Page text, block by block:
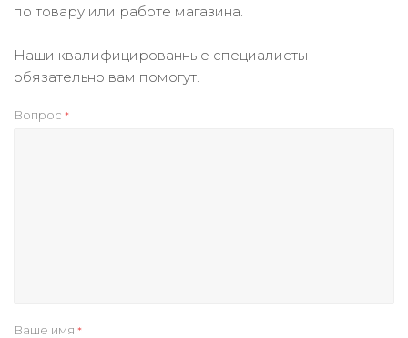
по товару или работе магазина.
Наши квалифицированные специалисты
обязательно вам помогут.
Вопрос *
Ваше имя *